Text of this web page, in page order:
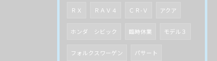
ＲＸ ＲＡＶ４ ＣＲ-Ｖ アクア
ホンダ シビック 臨時休業 モデル３
フォルクスワーゲン パサート